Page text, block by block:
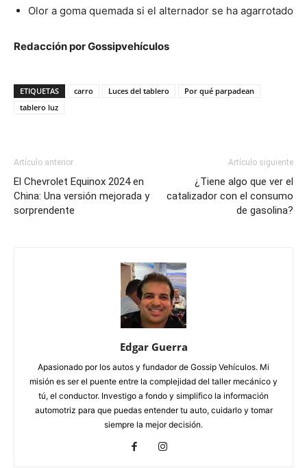
Olor a goma quemada si el alternador se ha agarrotado
Redacción por Gossipvehículos
ETIQUETAS carro Luces del tablero
Por qué parpadean
tablero luz
Artículo anterior
El Chevrolet Equinox 2024 en
China: Una versión mejorada y
sorprendente
Artículo siguiente
¿Tiene algo que ver el
catalizador con el consumo
de gasolina?
Edgar Guerra
Apasionado por los autos y fundador de Gossip Vehículos. Mi
misión es ser el puente entre la complejidad del taller mecánico y
tú, el conductor. Investigo a fondo y simplifico la información
automotriz para que puedas entender tu auto, cuidarlo y tomar
siempre la mejor decisión.